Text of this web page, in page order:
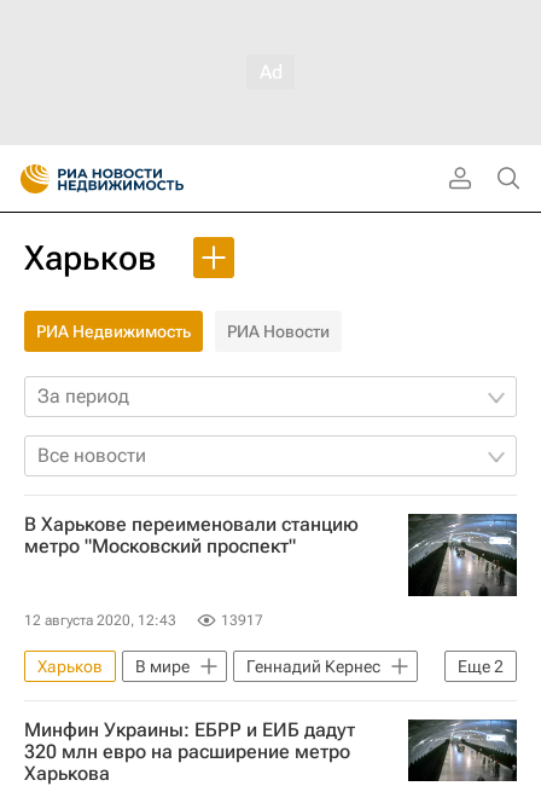
Харьков
РИА Недвижимость РИА Новости
За период
Все новости
В Харькове переименовали станцию
метро "Московский проспект"
12 августа 2020, 12:43 13917
Еще2
Харьков В мире
Геннадий Кернес
Турбоатом
Ситуация на Украине
Минфин Украины: ЕБРР и ЕИБ дадут
320 млн евро на расширение метро
Харькова